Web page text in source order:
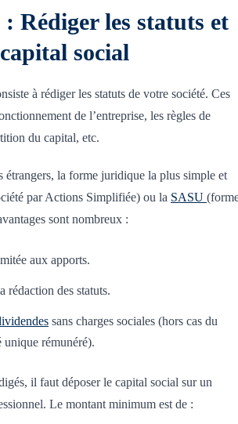
: Rédiger les statuts et
social
à rédiger les statuts de votre société. Ces
de l’entreprise, les règles de
du capital, etc.
étrangers, la forme juridique la plus simple et
par Actions Simplifiée) ou la SASU
sont nombreux :
aux apports.
rédaction des statuts.
sans charges sociales (hors cas du
unique rémunéré).
il faut déposer le capital social sur un
Le montant minimum est de :